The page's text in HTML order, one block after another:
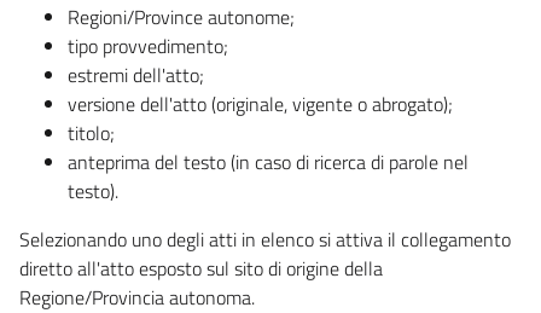
Regioni/Province autonome;
tipo provvedimento;
estremi dell'atto;
versione dell'atto (originale, vigente o abrogato);
titolo;
anteprima del testo (in caso di ricerca di parole nel
testo).
Selezionando uno degli atti in elenco si attiva il collegamento
diretto all'atto esposto sul sito di origine della
Regione/Provincia autonoma.